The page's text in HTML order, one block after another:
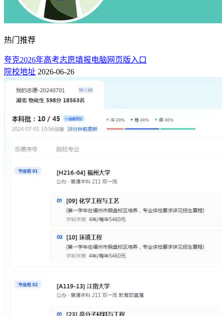
热门推荐
夸克2026年高考志愿填报电脑网页版入口
院校地址 2026-06-26